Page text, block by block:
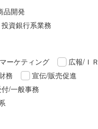
品開発
投資銀行系業務
ーケティング
広報/ＩＲ
務
宣伝/販売促進
/一般事務